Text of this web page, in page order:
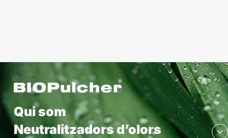
Qui som
Neutralitzadors d’olors